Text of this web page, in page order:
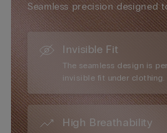
Seamless precision designed
Invisible Fit
The seamless design is
invisible fit under clothing.
High Breathability